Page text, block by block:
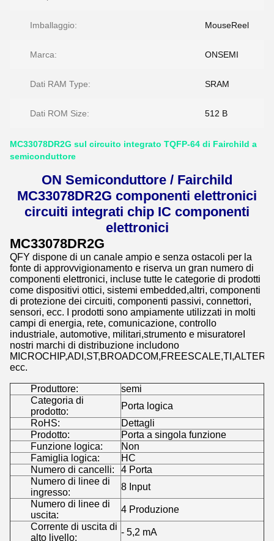
Imballaggio: MouseReel
Marca: ONSEMI
Dati RAM Type: SRAM
Dati ROM Size: 512 B
MC33078DR2G sul circuito integrato TQFP-64 di Fairchild a
semiconduttore
ON Semiconduttore / Fairchild
MC33078DR2G componenti elettronici
circuiti integrati chip IC componenti
elettronici
MC33078DR2G
QFY dispone di un canale ampio e senza ostacoli per la
fonte di approvvigionamento e riserva un gran numero di
componenti elettronici, incluse tutte le categorie di prodotti
come dispositivi ottici, sistemi embedded,altri, componenti
di protezione dei circuiti, componenti passivi, connettori,
sensori, ecc. I prodotti sono ampiamente utilizzati in molti
campi di energia, rete, comunicazione, controllo
industriale, automotive, militari,strumento e misuratoreI
nostri marchi di distribuzione includono
ecc.
Produttore:
semi
Categoria di
prodotto:
Porta logica
RoHS:
Dettagli
Prodotto:
Porta a singola funzione
Funzione logica:
Non
Famiglia logica:
HC
Numero di cancelli:
4 Porta
Numero di linee di
ingresso:
8 Input
Numero di linee di
uscita:
4 Produzione
Corrente di uscita di
alto livello:
- 5,2 mA